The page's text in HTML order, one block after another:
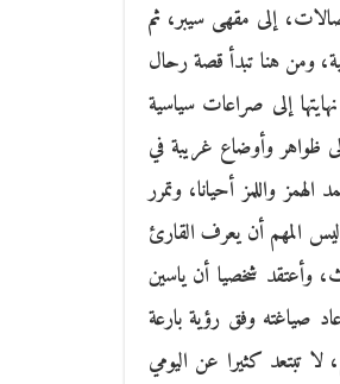
إلى مقهى سيبر، ثم
ومن هنا تبدأ قصة رحال
إلى صراعات سياسية
ظواهر وأوضاع غريبة في
واللمز أحيانا، وتمرر
ليس المهم أن يعرف القارئ
وأعتقد شخصيا أن ياسين
صياغته وفق رؤية بارعة
لا تبتعد كثيرا عن اليومي